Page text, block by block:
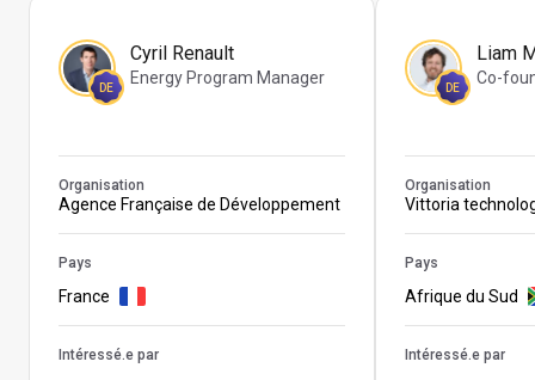
DE
Cyril Renault
Energy Program Manager
Organisation
Agence Française de Développement
Pays
France
Intéressé.e par
DE
Liam
Co-
Organisation
Vittoria
Pays
Afrique du Sud
Intéressé.e par